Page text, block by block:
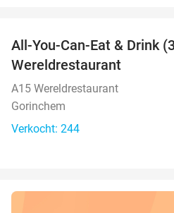
All-You-Can-Eat & Drink
Wereldrestaurant
A15 Wereldrestaurant
Gorinchem
Verkocht: 244